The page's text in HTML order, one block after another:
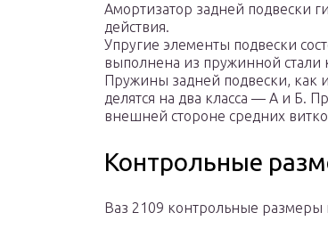
Амортизатор задней подвески
действия.
Упругие элементы подвески
выполнена из пружинной стали
Пружины задней подвески, как
делятся на два класса — А и Б.
внешней стороне средних
Контрольные
Ваз 2109 контрольные размеры